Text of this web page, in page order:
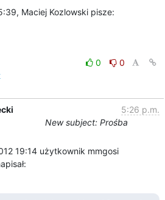
Maciej Kozlowski pisze:
0
0
5:26 p.m.
New subject: Prośba
W dniu 14 września 2012 19:14 użytkownik mmgosi